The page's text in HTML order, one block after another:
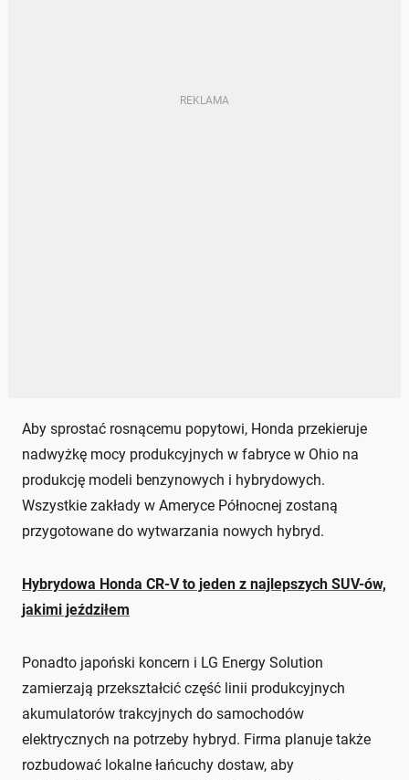
Aby sprostać rosnącemu popytowi, Honda przekieruje
nadwyżkę mocy produkcyjnych w fabryce w Ohio na
produkcję modeli benzynowych i hybrydowych.
Wszystkie zakłady w Ameryce Północnej zostaną
przygotowane do wytwarzania nowych hybryd.
Hybrydowa Honda CR-V to jeden z najlepszych SUV-ów,
jakimi jeździłem
Ponadto japoński koncern i LG Energy Solution
zamierzają przekształcić część linii produkcyjnych
akumulatorów trakcyjnych do samochodów
elektrycznych na potrzeby hybryd. Firma planuje także
rozbudować lokalne łańcuchy dostaw, aby